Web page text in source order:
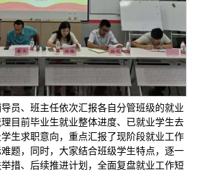
员、班主任依次汇报各自分管班级的就业
目前毕业生就业整体进度、已就业学生去
生求职意向，重点汇报了现阶段就业工作
题，同时，大家结合班级学生特点，逐一
措、后续推进计划，全面复盘就业工作短